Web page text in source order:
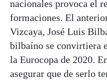
nacionales provoca el
formaciones. El
Vizcaya, José Luis
bilbaíno se convirtiera
la Eurocopa de 2020.
asegurar que de serlo